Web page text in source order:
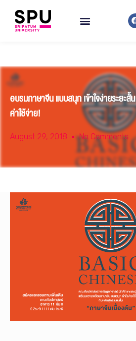
อบรมภาษาจีน แบบสนุก เข้าใจง่ายระยะสั้
ค่าใช้จ่าย!
August 29, 2018 No Comments